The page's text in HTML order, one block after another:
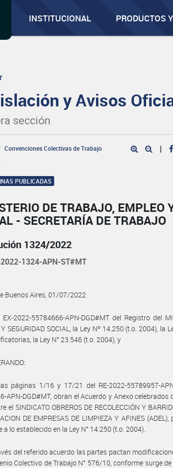
INSTITUCIONAL PRODUCTOS
y Avisos
sección
Convenciones Colectivas de Trabajo
|
PUBLICADAS
DE TRABAJO, EMPLEO
- SECRETARÍA DE TRABAJO
1324/2022
1324-APN-ST#MT
Buenos Aires, 01/07/2022
EX-2022-55784666-APN-DGD#MT del Registro del
Y SEGURIDAD SOCIAL, la Ley Nº 14.250 (t.o. 2004), la
la Ley N° 23.546 (t.o. 2004), y
páginas 1/16 y 17/21 del RE-2022-55789957-
APN-DGD#MT, obran el Acuerdo y Anexo celebrados
el SINDICATO OBREROS DE RECOLECCIÓN Y
DE EMPRESAS DE LIMPIEZA Y AFINES
a lo establecido en la Ley N° 14.250 (t.o. 2004).
del referido acuerdo las partes pactan
Colectivo de Trabajo N° 576/10, conforme surge